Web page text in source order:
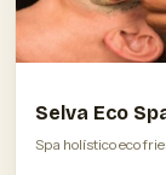
Selva Eco
Spa holístico eco